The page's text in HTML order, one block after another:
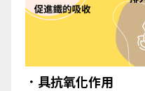
． 具抗氧化作用